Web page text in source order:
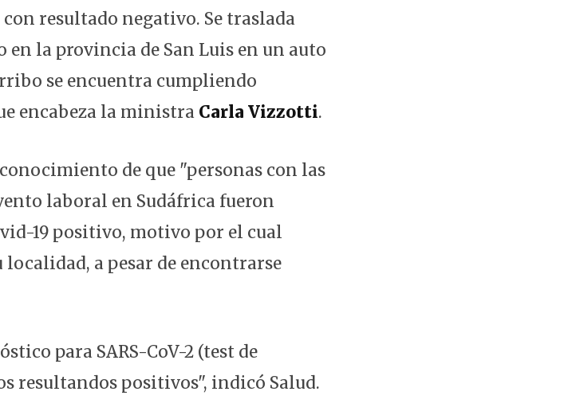
resultado negativo. Se traslada
en la provincia de San Luis en un auto
se encuentra cumpliendo
encabeza la ministra Carla Vizzotti.
de que "personas con las
laboral en Sudáfrica fueron
19 positivo, motivo por el cual
localidad, a pesar de encontrarse
para SARS-CoV-2 (test de
resultandos positivos", indicó Salud.